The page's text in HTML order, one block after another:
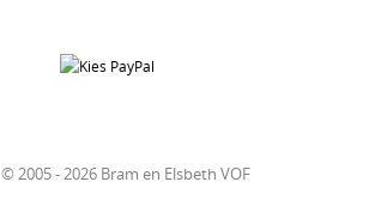
© 2005 - 2026 Bram en Elsbeth VOF